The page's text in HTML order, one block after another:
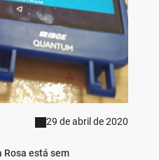
29 de abril de 2020
Rosa está sem